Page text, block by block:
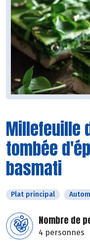
Millefeuille
tombée
basmati
Plat principal
Nombre de
4 personnes